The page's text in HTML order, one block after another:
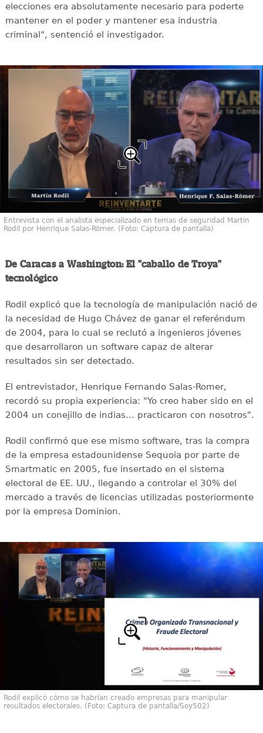
elecciones era absolutamente necesario para poderte
mantener en el poder y mantener esa industria
criminal", sentenció el investigador.
Entrevista con el analista especializado en temas de seguridad Martin
Rodil por Henrique Salas-Römer. (Foto: Captura de pantalla)
De Caracas a Washington: El "caballo de Troya"
tecnológico
Rodil explicó que la tecnología de manipulación nació de
la necesidad de Hugo Chávez de ganar el referéndum
de 2004, para lo cual se reclutó a ingenieros jóvenes
que desarrollaron un software capaz de alterar
resultados sin ser detectado.
El entrevistador, Henrique Fernando Salas-Romer,
recordó su propia experiencia: "Yo creo haber sido en el
2004 un conejillo de indias... practicaron con nosotros".
Rodil confirmó que ese mismo software, tras la compra
de la empresa estadounidense Sequoia por parte de
Smartmatic en 2005, fue insertado en el sistema
electoral de EE. UU., llegando a controlar el 30% del
mercado a través de licencias utilizadas posteriormente
por la empresa Dominion.
Rodil explicó cómo se habrían creado empresas para manipular
resultados electorales. (Foto: Captura de pantalla/Soy502)